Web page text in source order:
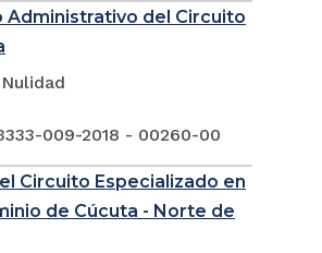
Administrativo del Circuito
009-2018 - 00260-00
Circuito Especializado en
de Cúcuta - Norte de